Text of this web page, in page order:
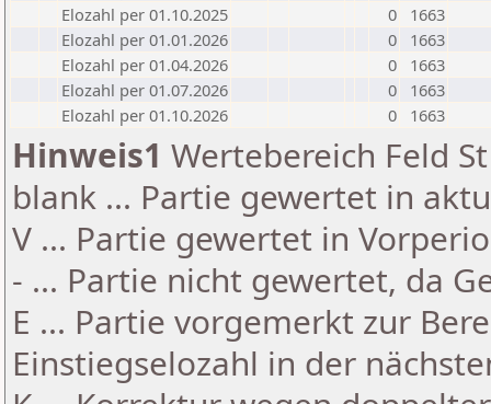
Elozahl per 01.10.2025
0
1663
Elozahl per 01.01.2026
0
1663
Elozahl per 01.04.2026
0
1663
Elozahl per 01.07.2026
0
1663
Elozahl per 01.10.2026
0 1663
Hinweis1 Wertebereich Feld
blank ... Partie gewertet in
V ... Partie gewertet in
- ... Partie nicht gewertet, da
E ... Partie vorgemerkt zur
Einstiegselozahl in der